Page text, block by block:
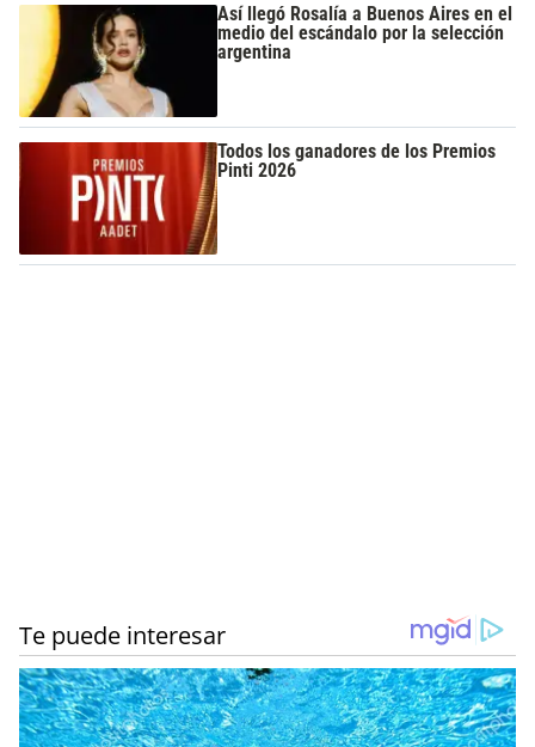
Así llegó Rosalía a Buenos Aires en el
medio del escándalo por la selección
argentina
Todos los ganadores de los Premios
Pinti 2026